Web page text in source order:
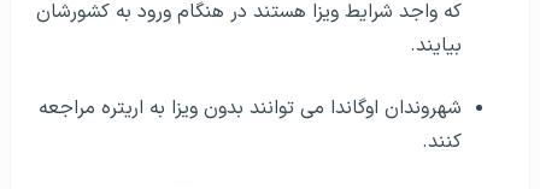
که واجد شرایط ویزا هستند در هنگام ورود به کشورشان
بیایند.
شهروندان اوگاندا می توانند بدون ویزا به اریتره مراجعه
کنند.